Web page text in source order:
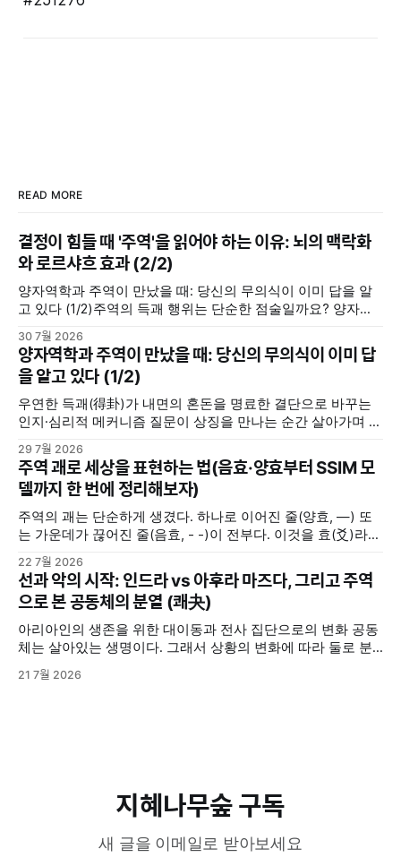
READ MORE
결정이 힘들 때 '주역'을 읽어야 하는 이유: 뇌의 맥락화
와 로르샤흐 효과 (2/2)
양자역학과 주역이 만났을 때: 당신의 무의식이 이미 답을 알
고 있다 (1/2)주역의 득괘 행위는 단순한 점술일까요? 양자역
학의 중첩 및 관측 효과, 그리고 칼 융의 동시성 개념을 통해 내
면의 모호한 고민을 명료한 결단으로 바꾸는 무의식의 인지·심
리적 메커니즘을 분석합니다.지혜나무숲지혜나무숲 (위 포스
팅에서 이어집니다) 우리 뇌는 주역괘를 어떻게 인지할까(맥
락화와 무의식의
30 7월 2026
양자역학과 주역이 만났을 때: 당신의 무의식이 이미 답
을 알고 있다 (1/2)
우연한 득괘(得卦)가 내면의 혼돈을 명료한 결단으로 바꾸는
인지·심리적 메커니즘 질문이 상징을 만나는 순간 살아가며 중
요한 선택의 갈림길에 서거나 해결하기 힘든 고민에 직면했을
때, 사람들은 저마다의 방식으로 답을 찾는다. 누군가는 주변
사람들로부터 조언을 구하고, 누군가는 독서를 통해서 길을 찾
기도 한다. 또 누군가는 명상을 하며, 또 누군가는 주역(周易)
29 7월 2026
주역 괘로 세상을 표현하는 법(음효·양효부터 SSIM 모
델까지 한 번에 정리해보자)
주역의 괘는 단순하게 생겼다. 하나로 이어진 줄(양효, —) 또
는 가운데가 끊어진 줄(음효, - -)이 전부다. 이것을 효(爻)라고
부른다. 음효와 양효는 세상의 모든 음과 양을 상징한다. 여자
와 남자, 하늘과 땅, 밤과 낮, 여름과 겨울 ... 세상에 존재하는
삼라만상의 모든 것들은 음과 양 2분법적으로 구분해볼 수 있
다. 그렇다고 음과 양이 언제나
22 7월 2026
선과 악의 시작: 인드라 vs 아후라 마즈다, 그리고 주역
으로 본 공동체의 분열 (쾌夬)
아리아인의 생존을 위한 대이동과 전사 집단으로의 변화 공동
체는 살아있는 생명이다. 그래서 상황의 변화에 따라 둘로 분
열되기도 하고, 분열된 두 그룹이 서로 대립 갈등하기도 한다.
기원전 2000년경, 중앙아시아 초원의 유목민이었던 아리아인
21 7월 2026
지혜나무숲 구독
새 글을 이메일로 받아보세요